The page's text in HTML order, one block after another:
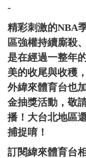
-
精彩刺激的NBA
區強權持續廝殺
是在經過一整年
美的收尾與收穫
外緯來體育台也
金抽獎活動，敬
播！大台北地區
捕捉唷！
訂閱緯來體育台